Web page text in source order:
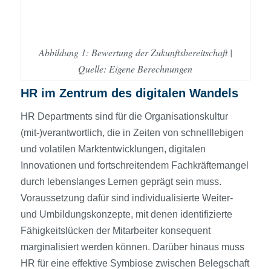
Abbildung 1: Bewertung der Zukunftsbereitschaft |
Quelle: Eigene Berechnungen
HR im Zentrum des digitalen Wandels
HR Departments sind für die Organisationskultur
(mit-)verantwortlich, die in Zeiten von schnelllebigen
und volatilen Marktentwicklungen, digitalen
Innovationen und fortschreitendem Fachkräftemangel
durch lebenslanges Lernen geprägt sein muss.
Voraussetzung dafür sind individualisierte Weiter-
und Umbildungskonzepte, mit denen identifizierte
Fähigkeitslücken der Mitarbeiter konsequent
marginalisiert werden können. Darüber hinaus muss
HR für eine effektive Symbiose zwischen Belegschaft